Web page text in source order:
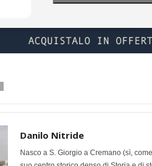
Danilo Nitride
Nasco a S. Giorgio a Cremano (sì,